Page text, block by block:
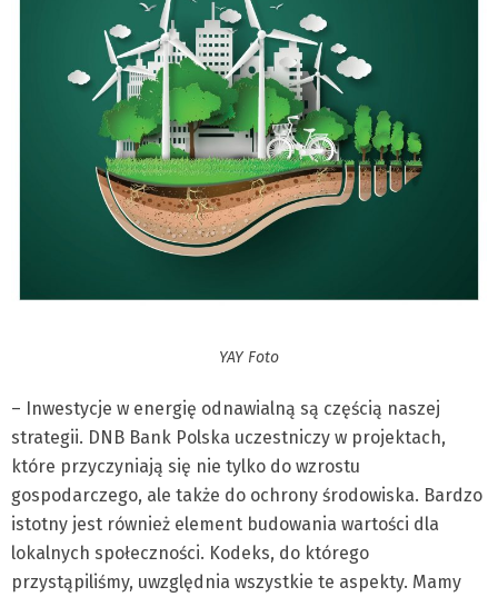
YAY Foto
– Inwestycje w energię odnawialną są częścią naszej
strategii. DNB Bank Polska uczestniczy w projektach,
które przyczyniają się nie tylko do wzrostu
gospodarczego, ale także do ochrony środowiska. Bardzo
istotny jest również element budowania wartości dla
lokalnych społeczności. Kodeks, do którego
przystąpiliśmy, uwzględnia wszystkie te aspekty. Mamy